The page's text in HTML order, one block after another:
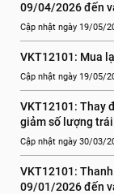
09/04/2026 đến
Cập nhật ngày 19/05/
VKT12101: Mua
Cập nhật ngày 19/05/
VKT12101: Thay
giảm số lượng
Cập nhật ngày 30/03/
VKT12101:
09/01/2026 đến